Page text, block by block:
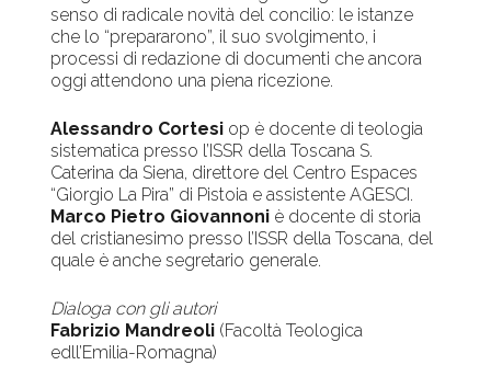
senso di radicale novità del concilio: le istanze
che lo “prepararono”, il suo svolgimento, i
processi di redazione di documenti che ancora
oggi attendono una piena ricezione.
Alessandro Cortesi op è docente di teologia
sistematica presso l’ISSR della Toscana S.
Caterina da Siena, direttore del Centro Espaces
“Giorgio La Pira” di Pistoia e assistente AGESCI.
Marco Pietro Giovannoni è docente di storia
del cristianesimo presso l’ISSR della Toscana, del
quale è anche segretario generale.
Dialoga con gli autori
Fabrizio Mandreoli (Facoltà Teologica
edll’Emilia-Romagna)